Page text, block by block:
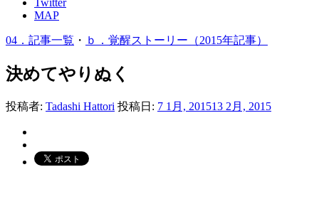
MAP
04．記事一覧 ・ ｂ．覚醒ストーリー（2015年記事）
決めてやりぬく
投稿者: Tadashi Hattori 投稿日: 7 1月, 201513 2月, 2015